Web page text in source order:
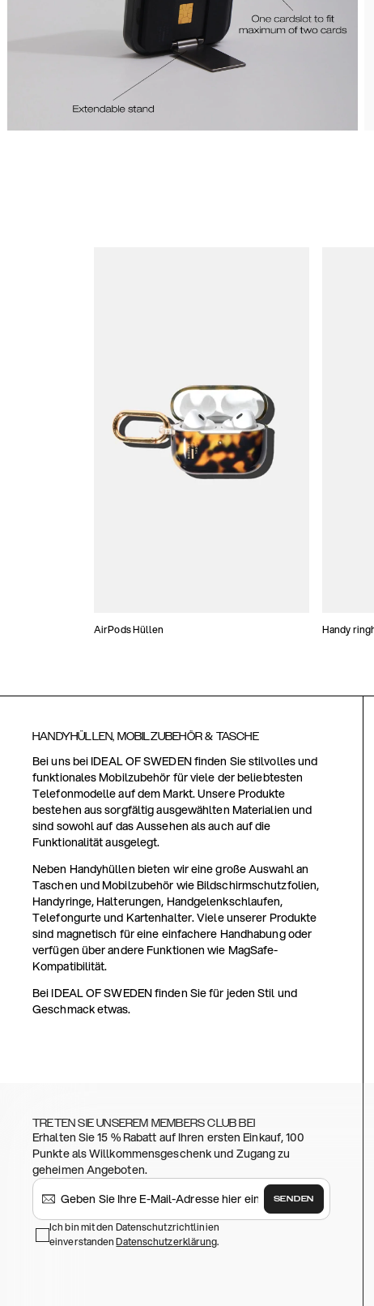
AirPods Hüllen Handy
HANDYHÜLLEN, MOBILZUBEHÖR & TASCHE
Bei uns bei IDEAL OF SWEDEN finden Sie stilvolles und
funktionales Mobilzubehör für viele der beliebtesten
Telefonmodelle auf dem Markt. Unsere Produkte
bestehen aus sorgfältig ausgewählten Materialien und
sind sowohl auf das Aussehen als auch auf die
Funktionalität ausgelegt.
Neben Handyhüllen bieten wir eine große Auswahl an
Taschen und Mobilzubehör wie Bildschirmschutzfolien,
Handyringe, Halterungen, Handgelenkschlaufen,
Telefongurte und Kartenhalter. Viele unserer Produkte
sind magnetisch für eine einfachere Handhabung oder
verfügen über andere Funktionen wie MagSafe-
Kompatibilität.
Bei IDEAL OF SWEDEN finden Sie für jeden Stil und
Geschmack etwas.
TRETEN SIE UNSEREM MEMBERS CLUB BEI
Erhalten Sie 15 % Rabatt auf Ihren ersten Einkauf, 100
Punkte als Willkommensgeschenk und Zugang zu
geheimen Angeboten.
SENDEN
Ich bin mit den Datenschutzrichtlinien
einverstanden Datenschutzerklärung.